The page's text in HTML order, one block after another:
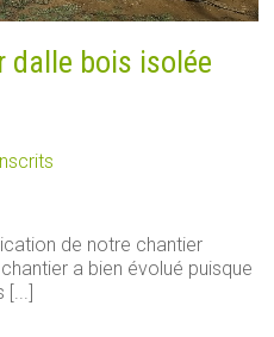
dalle bois isolée
de notre chantier
a bien évolué puisque
[...]